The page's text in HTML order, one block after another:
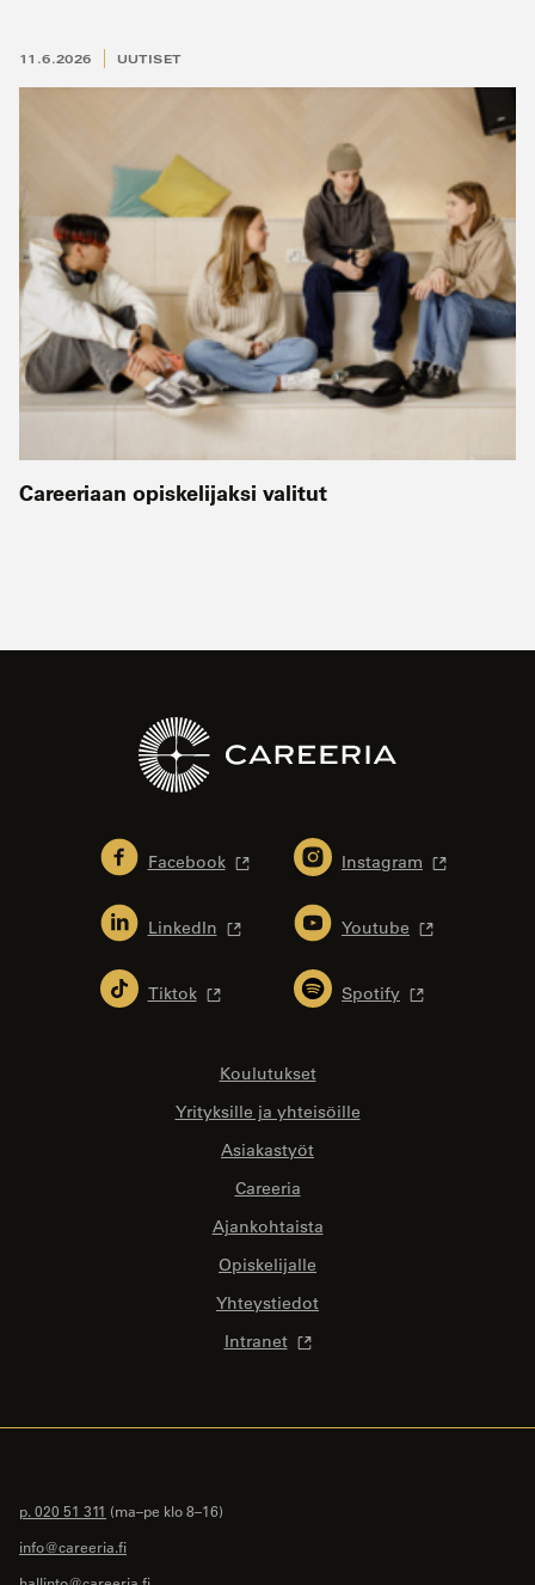
11.6.2026 UUTISET
Careeriaan opiskelijaksi valitut
Facebook Instagram
LinkedIn Youtube
Tiktok Spotify
Koulutukset
Yrityksille ja yhteisöille
Asiakastyöt
Careeria
Ajankohtaista
Opiskelijalle
Yhteystiedot
Intranet
p. 020 51 311 (ma–pe klo 8–16)
info@careeria.fi